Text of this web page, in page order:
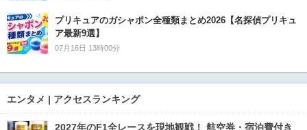
プリキュアのガシャポン全種類まとめ2026【名探偵プリキュ
ア最新9選】
07月16日 13時00分
エンタメ | アクセスランキング
2027年のF1全レースを現地観戦！ 航空券・宿泊費付き